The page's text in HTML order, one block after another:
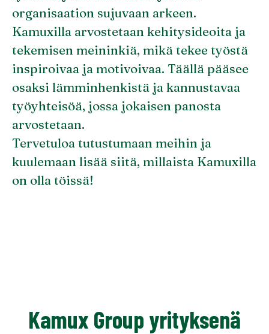
organisaation sujuvaan arkeen.
Kamuxilla arvostetaan kehitysideoita ja
tekemisen meininkiä, mikä tekee työstä
inspiroivaa ja motivoivaa. Täällä pääsee
osaksi lämminhenkistä ja kannustavaa
työyhteisöä, jossa jokaisen panosta
arvostetaan.
Tervetuloa tutustumaan meihin ja
kuulemaan lisää siitä, millaista Kamuxilla
on olla töissä!
Kamux Group yrityksenä